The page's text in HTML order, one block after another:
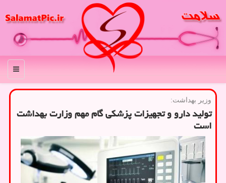
منو
وزیر بهداشت:
تولید دارو و تجهیزات پزشکی گام مهم وزارت بهداشت
است